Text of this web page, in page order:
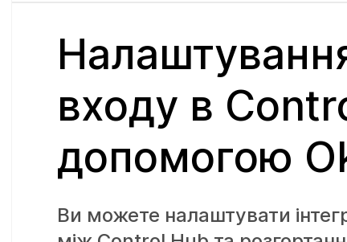
входу в
допомогою
Ви можете налаштувати